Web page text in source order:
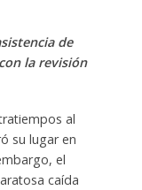
de
la revisión
al
su lugar en
el
caída